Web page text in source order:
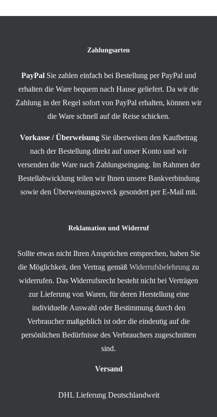
Zahlungsarten
PayPal Sie zahlen einfach bei Bestellung per PayPal und
erhalten die Ware bequem nach Hause geliefert. Da wir die
Zahlung in der Regel sofort von PayPal erhalten, können wir
die Ware schnell auf die Reise schicken.
Vorkasse / Überweisung Sie überweisen den Kaufbetrag
nach der Bestellung direkt auf unser Konto und wir
versenden die Ware nach Zahlungseingang. Im Rahmen der
Bestellabwicklung teilen wir Ihnen unsere Bankverbindung
sowie den Überweisungszweck gesondert per E-Mail mit.
Reklamation und Widerruf
Sollte etwas nicht Ihren Ansprüchen entsprechen, haben Sie
die Möglichkeit, den Vertrag gemäß Widerrufsbelehrung zu
widerrufen. Das Widerrufsrecht besteht nicht bei Verträgen
zur Lieferung von Waren, für deren Herstellung eine
individuelle Auswahl oder Bestimmung durch den
Verbraucher maßgeblich ist oder die eindeutig auf die
persönlichen Bedürfnisse des Verbrauchers zugeschnitten
sind.
Versand
DHL Lieferung Deutschlandweit